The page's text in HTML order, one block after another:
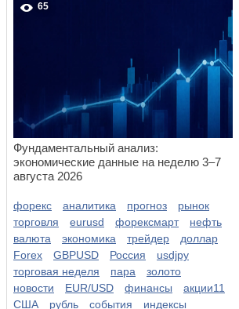
65
Фундаментальный анализ:
экономические данные на неделю 3–7
августа 2026
форекс аналитика прогноз
рынок
торговля
eurusd форексмарт
нефть
валюта
экономика трейдер
доллар
Forex
GBPUSD Россия
usdjpy
торговая неделя
пара
золото
новости
EUR/USD финансы
акции11
США
рубль события
индексы